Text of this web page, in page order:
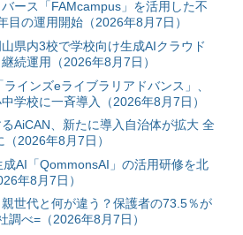
ース「FAMcampus」を活用した不
目の運用開始（2026年8月7日）
県内3校で学校向け生成AIクラウド
続運用（2026年8月7日）
インズeライブラリアドバンス」、
学校に一斉導入（2026年8月7日）
AiCAN、新たに導入自治体が拡大 全
2026年8月7日）
AI「QommonsAI」の活用研修を北
年8月7日）
世代と何が違う？保護者の73.5％が
調べ=（2026年8月7日）